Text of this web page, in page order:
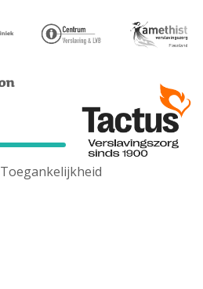
Toegankelijkheid